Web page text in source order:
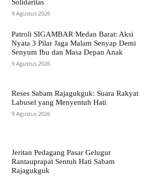
Solidaritas
9 Agustus 2026
Patroli SIGAMBAR Medan Barat: Aksi
Nyata 3 Pilar Jaga Malam Senyap Demi
Senyum Ibu dan Masa Depan Anak
9 Agustus 2026
Reses Sabam Rajagukguk: Suara Rakyat
Labusel yang Menyentuh Hati
9 Agustus 2026
Jeritan Pedagang Pasar Gelugur
Rantauprapat Sentuh Hati Sabam
Rajagukguk